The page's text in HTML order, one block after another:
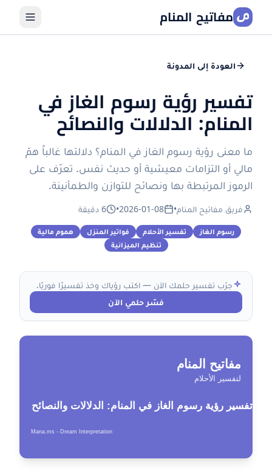
مفاتيح المنام
العودة إلى المدونة
تفسير رؤية رسوم الغاز في
المنام: الدلالات والنصائح
ما معنى رؤية رسوم الغاز في المنام؟ دلالتها غالباً همّ
مالي أو التزامات معيشية أو حديث نفس. تعرّف على
الرموز المرتبطة بها ونصائح للتوازن والطمأنينة.
فريق مفاتيح المنام•
2026-01-08
• 6 دقيقة
رسوم الغاز تفسير الأحلام فواتير المنزل
هموم مالية
تنظيم الميزانية
جرّب تفسير حلمك الآن — اكتب رؤياك وخذ تفسيرًا فوريًا.
فسّر حلمي الآن